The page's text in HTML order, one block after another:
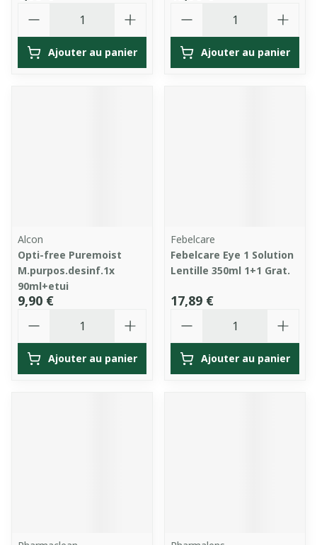
Ajouter au panier Ajouter au panier
Alcon
Opti-free Puremoist
M.purpos.desinf.1x
90ml+etui
9,90 €
Ajouter au panier
Febelcare
Febelcare Eye 1 Solution
Lentille 350ml 1+1 Grat.
17,89 €
Ajouter au panier